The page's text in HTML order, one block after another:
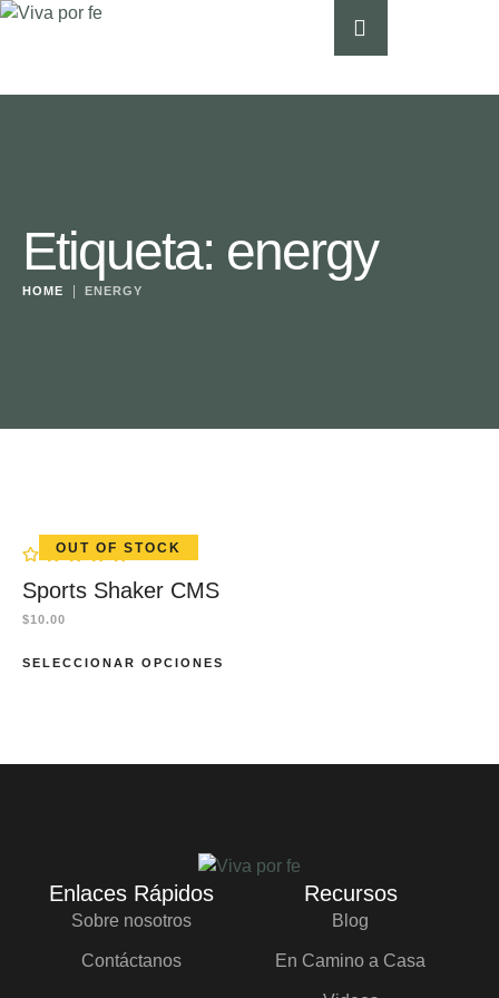
Etiqueta: energy
HOME | ENERGY
OUT OF STOCK
Sports Shaker CMS
$10.00
SELECCIONAR OPCIONES
Enlaces Rápidos
Sobre nosotros
Contáctanos
Recursos
Blog
En Camino a Casa